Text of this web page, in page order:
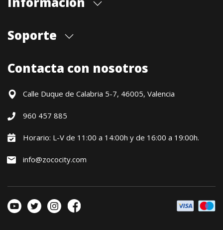
Cita previa tienda
Contacto
Soporte
Formas de pago
Devoluciones / Garantía
Política precio mínimo garantizado
Financiación CETELEM
Condiciones generales
Contacta con nosotros
Calle Duque de Calabria 5-7, 46005, Valencia
960 457 885
Horario: L-V de 11:00 a 14:00h y de 16:00 a 19:00h.
info@zococity.com